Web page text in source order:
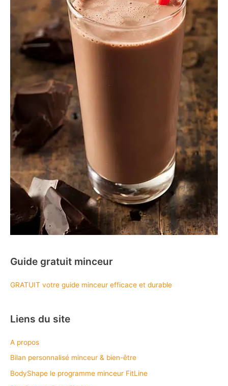
Guide gratuit minceur
GRATUIT votre guide minceur efficace et durable
Liens du site
A propos
Bilan personnalisé minceur & bien-être
BodyShape le programme minceur FitLine